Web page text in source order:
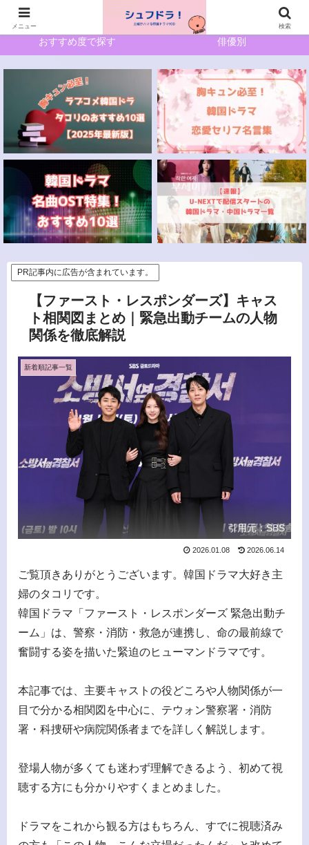
おすすめ度で探す 俳優別
PR記事内に広告が含まれています。
【ファースト・レスポンダーズ】キャス
ト相関図まとめ｜緊急出動チームの人物
関係を徹底解説
新着順記事一覧
引用元：SBS
2026.01.08 2026.06.14
ご覧頂きありがとうございます。韓国ドラマ大好き主
婦のタコリです。
韓国ドラマ「ファースト・レスポンダーズ 緊急出動チ
ーム」は、警察・消防・救急が連携し、命の最前線で
奮闘する姿を描いた緊迫のヒューマンドラマです。
本記事では、主要キャストの役どころや人物関係が一
目で分かる相関図を中心に、テウォン警察署・消防
署・科捜研や病院関係者までを詳しく解説します。
登場人物が多くても迷わず理解できるよう、初めて視
聴する方にも分かりやすくまとめました。
ドラマをこれから観る方はもちろん、すでに視聴済み
メニュー 検索